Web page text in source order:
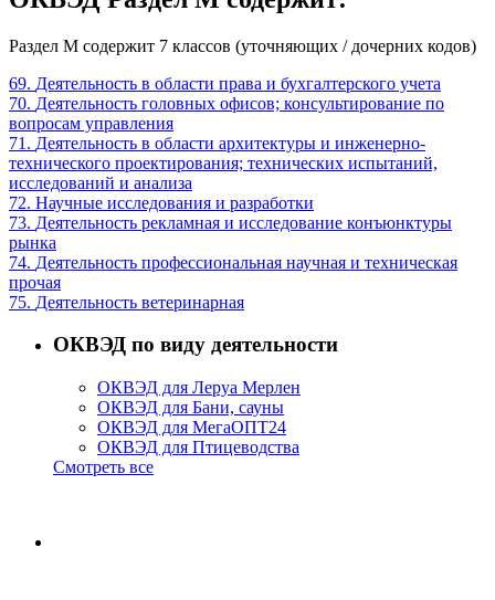
Раздел M содержит 7 классов (уточняющих / дочерних кодов)
69. Деятельность в области права и бухгалтерского учета
70. Деятельность головных офисов; консультирование по
вопросам управления
71. Деятельность в области архитектуры и инженерно-
технического проектирования; технических испытаний,
исследований и анализа
72. Научные исследования и разработки
73. Деятельность рекламная и исследование конъюнктуры
рынка
74. Деятельность профессиональная научная и техническая
прочая
75. Деятельность ветеринарная
ОКВЭД по виду деятельности
ОКВЭД для Леруа Мерлен
ОКВЭД для Бани, сауны
ОКВЭД для МегаОПТ24
ОКВЭД для Птицеводства
Смотреть все